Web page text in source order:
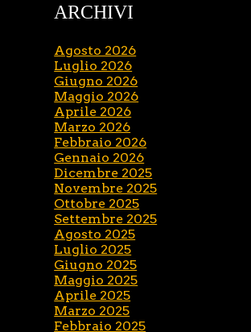
ARCHIVI
Agosto 2026
Luglio 2026
Giugno 2026
Maggio 2026
Aprile 2026
Marzo 2026
Febbraio 2026
Gennaio 2026
Dicembre 2025
Novembre 2025
Ottobre 2025
Settembre 2025
Agosto 2025
Luglio 2025
Giugno 2025
Maggio 2025
Aprile 2025
Marzo 2025
Febbraio 2025